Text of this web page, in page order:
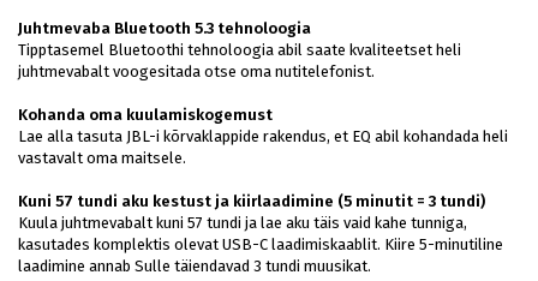
Juhtmevaba Bluetooth 5.3 tehnoloogia
Tipptasemel Bluetoothi tehnoloogia abil saate kvaliteetset heli
juhtmevabalt voogesitada otse oma nutitelefonist.
Kohanda oma kuulamiskogemust
Lae alla tasuta JBL-i kõrvaklappide rakendus, et EQ abil kohandada heli
vastavalt oma maitsele.
Kuni 57 tundi aku kestust ja kiirlaadimine (5 minutit = 3 tundi)
Kuula juhtmevabalt kuni 57 tundi ja lae aku täis vaid kahe tunniga,
kasutades komplektis olevat USB-C laadimiskaablit. Kiire 5-minutiline
laadimine annab Sulle täiendavad 3 tundi muusikat.